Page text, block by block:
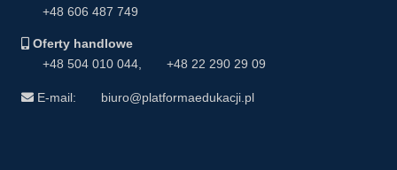
+48 606 487 749
Oferty handlowe
+48 504 010 044, +48 22 290 29 09
E-mail: biuro@platformaedukacji.pl